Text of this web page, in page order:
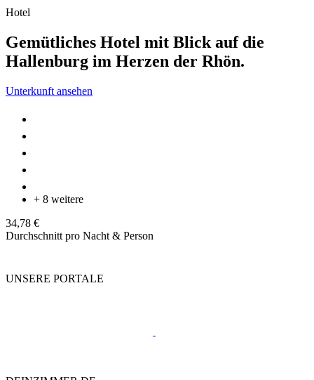
Hotel
Gemütliches Hotel mit Blick auf die
Hallenburg im Herzen der Rhön.
Unterkunft ansehen
+ 8 weitere
34,78 €
Durchschnitt pro Nacht & Person
UNSERE PORTALE